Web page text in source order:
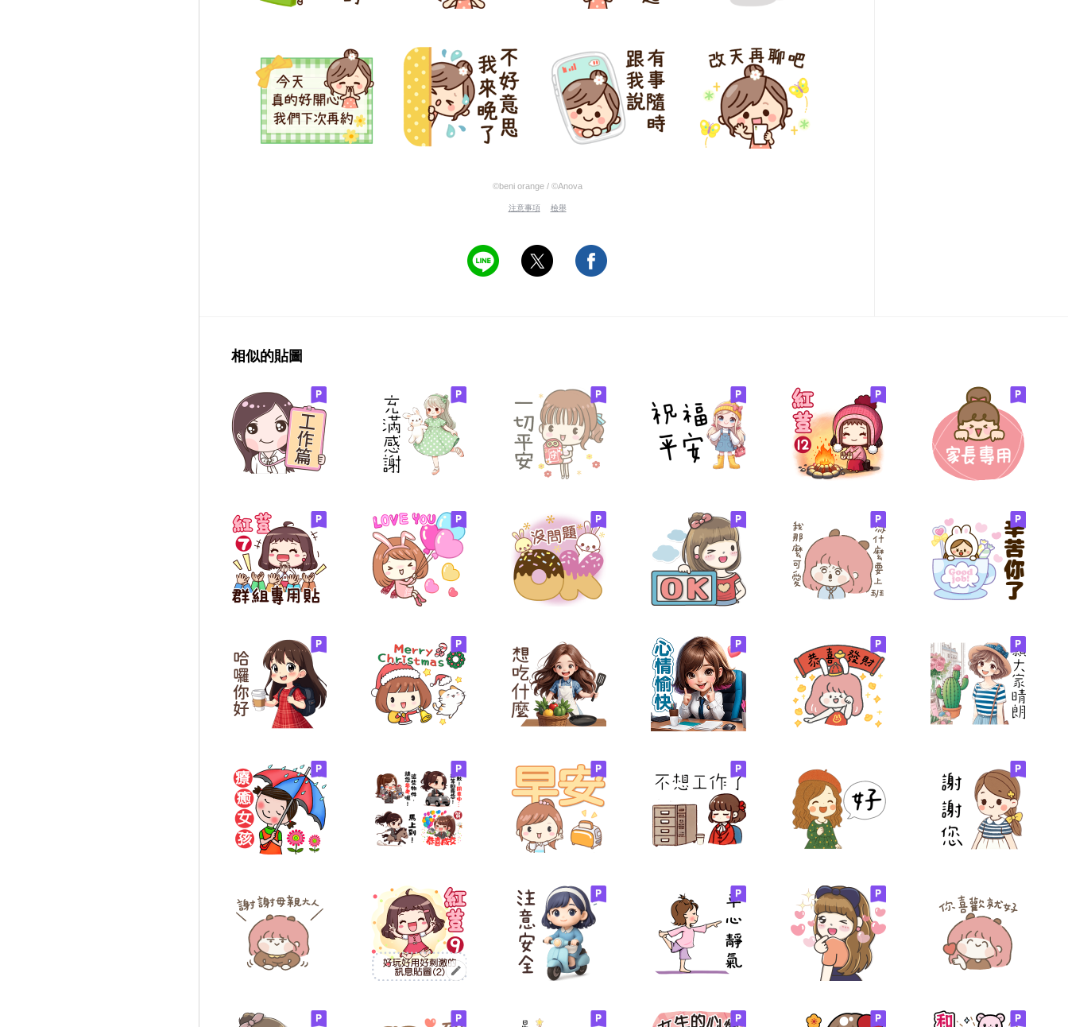
©beni orange / ©Anova
注意事項 檢舉
相似的貼圖